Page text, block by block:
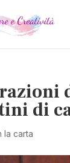
di
la carta